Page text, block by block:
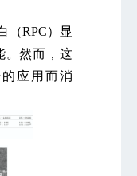
RPC）显
。然而，这
应用而消